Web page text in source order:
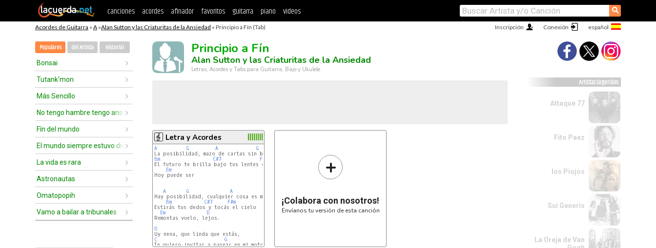
canciones acordes afinador favoritos guitarra piano videos ⚲
Acordes de Guitarra » A »Alan Sutton y las Criaturitas de la Ansiedad » Principio a Fín (Tab) Conexión
Inscripción
Populares del Artista Historial
Bonsai
Tutank'mon
Más Sencillo
No tengo hambre tengo ansiedad
Fín del mundo
El mundo siempre estuvo dividido en dos
La vida es rara
Astronautas
Omatopopih
Vamo a bailar a tribunales
Principio a Fín
Alan Sutton y las Criaturitas de la Ansiedad
Letras, Acordes y Tabs para Guitarra, Bajo y Ukulele
Letra y Acordes
A G A
G
Bm
C#7
F#m
El futuro te brilla bajo tus lentes de acrílico
Em
Hoy puede ser
A G A
Hay posibilidad, cualquier cosa es mejor que lo que hay acá
Bm
C#7
F#m
Estirás tus dedos y tocás el cielo
Em
D
Remontas vuelo, lejos.
D
C
G
+
¡Colabora con nosotros!
Envíanos tu versión de esta canción
Artistas Sugeridos
Attaque 77
Fito Paez
los Piojos
Sui Generis
La Oreja de Van